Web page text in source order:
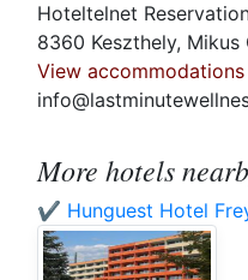
Hoteltelnet
8360 Keszthely, Mikus
View
More hotels
✔️ Hunguest Hotel